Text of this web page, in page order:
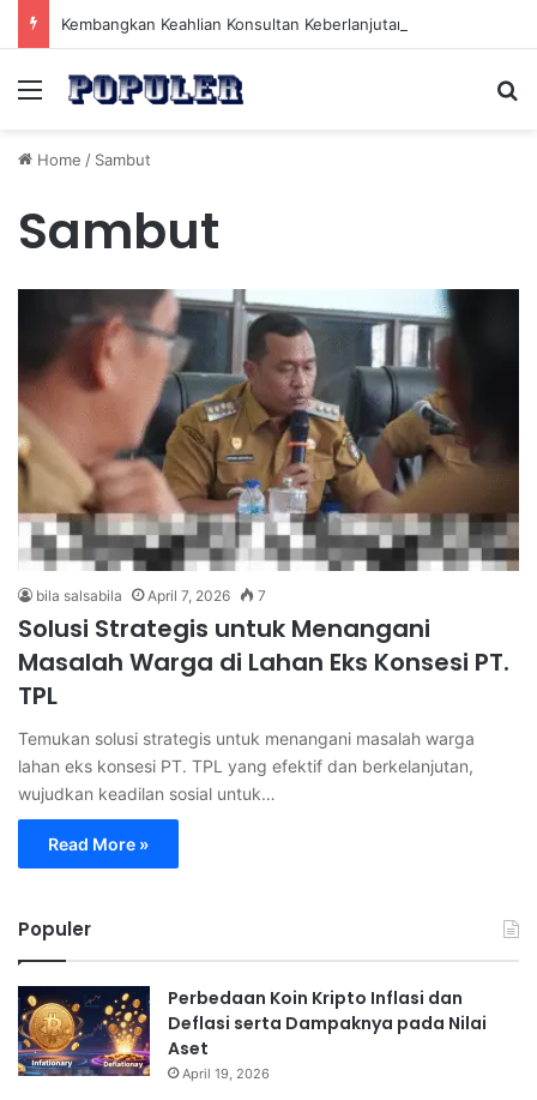
Menu
Home / Sambut
Sambut
bila salsabila April 7, 2026 7
Solusi Strategis untuk Menangani
Masalah Warga di Lahan Eks Konsesi PT.
TPL
Temukan solusi strategis untuk menangani masalah warga
lahan eks konsesi PT. TPL yang efektif dan berkelanjutan,
wujudkan keadilan sosial untuk…
Read More »
Populer
Perbedaan Koin Kripto Inflasi dan
Deflasi serta Dampaknya pada Nilai
Aset
April 19, 2026